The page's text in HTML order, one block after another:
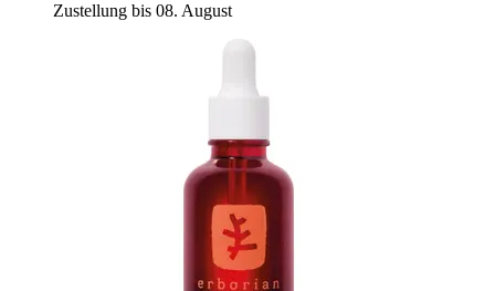
Zustellung bis 08. August